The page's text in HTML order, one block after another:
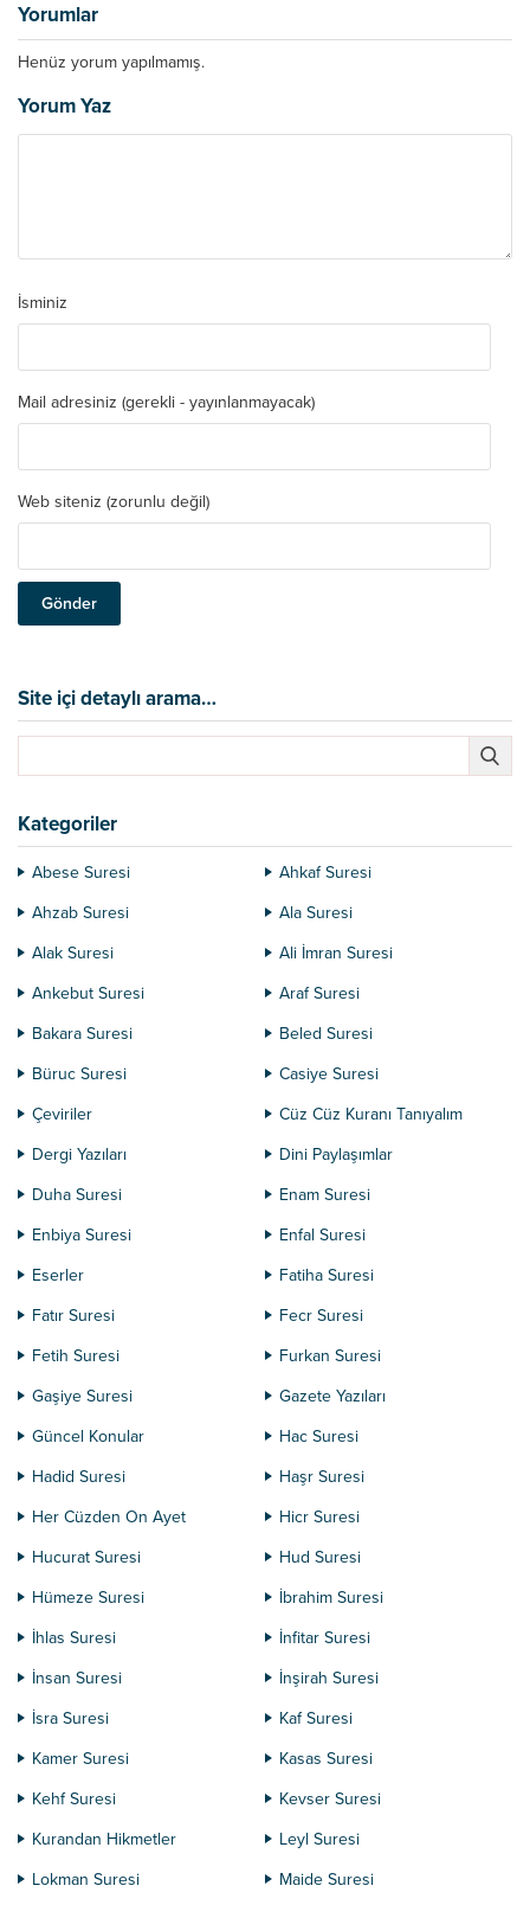
Yorumlar
Henüz yorum yapılmamış.
Yorum Yaz
İsminiz
Mail adresiniz (gerekli - yayınlanmayacak)
Web siteniz (zorunlu değil)
Site içi detaylı arama…
Kategoriler
Abese Suresi
Ahkaf Suresi
Ahzab Suresi
Ala Suresi
Alak Suresi
Ali İmran Suresi
Ankebut Suresi
Araf Suresi
Bakara Suresi
Beled Suresi
Büruc Suresi
Casiye Suresi
Çeviriler
Cüz Cüz Kuranı Tanıyalım
Dergi Yazıları
Dini Paylaşımlar
Duha Suresi
Enam Suresi
Enbiya Suresi
Enfal Suresi
Eserler
Fatiha Suresi
Fatır Suresi
Fecr Suresi
Fetih Suresi
Furkan Suresi
Gaşiye Suresi
Gazete Yazıları
Güncel Konular
Hac Suresi
Hadid Suresi
Haşr Suresi
Her Cüzden On Ayet
Hicr Suresi
Hucurat Suresi
Hud Suresi
Hümeze Suresi
İbrahim Suresi
İhlas Suresi
İnfitar Suresi
İnsan Suresi
İnşirah Suresi
İsra Suresi
Kaf Suresi
Kamer Suresi
Kasas Suresi
Kehf Suresi
Kevser Suresi
Kurandan Hikmetler
Leyl Suresi
Lokman Suresi
Maide Suresi